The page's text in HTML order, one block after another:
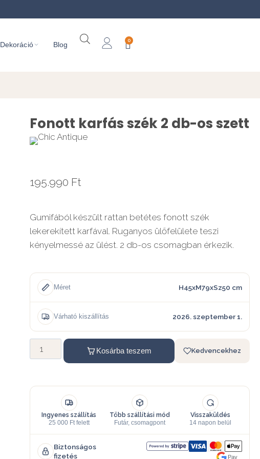
Dekoráció Blog
0
Fonott karfás szék 2 db-os szett
195.990 Ft
Gumifából készült rattan betétes fonott szék
lekerekített karfával. Ruganyos ülőfelülete teszi
kényelmessé az ülést. 2 db-os csomagban érkezik.
Méret H45xM79xSz50 cm
Várható kiszállítás 2026. szeptember 1.
Kosárba teszem Kedvencekhez
Ingyenes szállítás
25 000 Ft felett
Több szállítási mód
Futár, csomagpont
Visszaküldés
14 napon belül
Biztonságos
fizetés
Pay